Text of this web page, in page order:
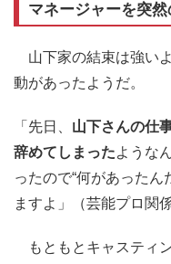
マネージャーを突然
山下家の結束は強い
動があったようだ。
「先日、 山下さんの仕
辞めてしまったような
ったので“何があった
ますよ」（芸能プロ関係
もともとキャスティ